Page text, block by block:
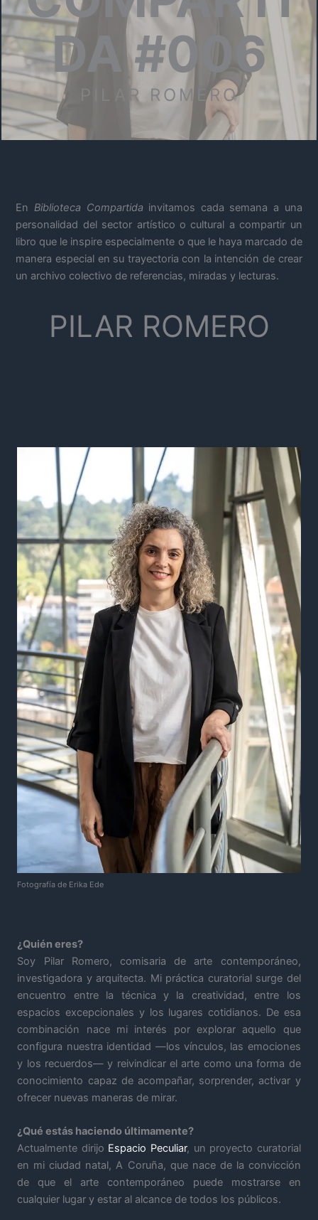
DA #006
PILAR ROMERO
EnBiblioteca Compartidainvitamos cada semana a una
personalidad del sector artístico o cultural a compartir un
libro que le inspire especialmente o que le haya marcado de
manera especial en su trayectoria con la intención de crear
un archivo colectivo de referencias, miradas y lecturas.
PILAR ROMERO
Fotografía de Erika Ede
¿Quién eres?
Soy Pilar Romero, comisaria de arte contemporáneo,
investigadora y arquitecta. Mi práctica curatorial surge del
encuentro entre la técnica y la creatividad, entre los
espacios excepcionales y los lugares cotidianos. De esa
combinación nace mi interés por explorar aquello que
configura nuestra identidad —los vínculos, las emociones
y los recuerdos— y reivindicar el arte como una forma de
conocimiento capaz de acompañar, sorprender, activar y
ofrecer nuevas maneras de mirar.
¿Qué estás haciendo últimamente?
Actualmente dirijo Espacio Peculiar, un proyecto curatorial
en mi ciudad natal, A Coruña, que nace de la convicción
de que el arte contemporáneo puede mostrarse en
cualquier lugar y estar al alcance de todos los públicos.